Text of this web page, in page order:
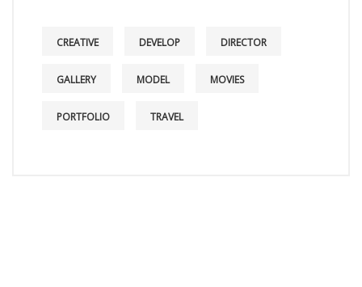
CREATIVE DEVELOP DIRECTOR
GALLERY MODEL MOVIES
PORTFOLIO TRAVEL